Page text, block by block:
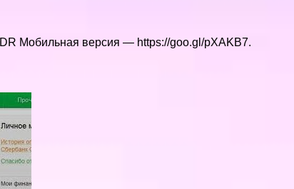
Мобильная версия — https://goo.gl/pXAKB7.